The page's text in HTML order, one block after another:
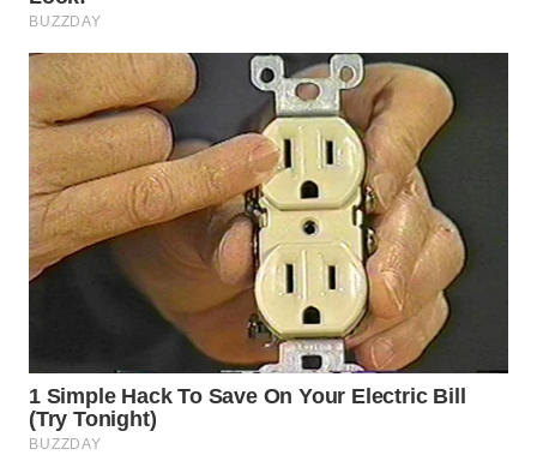
WN
TENGAH
WN DELI
SERDANG
WN
TEBING
TINGGI
WN
KARAWANG